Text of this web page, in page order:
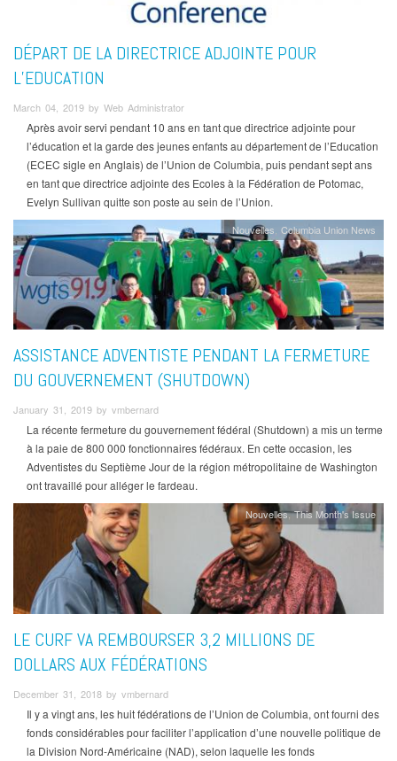
DÉPART DE LA DIRECTRICE ADJOINTE POUR
L’EDUCATION
March 04, 2019 by Web Administrator
Après avoir servi pendant 10 ans en tant que directrice adjointe pour
l’éducation et la garde des jeunes enfants au département de l’Education
(ECEC sigle en Anglais) de l’Union de Columbia, puis pendant sept ans
en tant que directrice adjointe des Ecoles à la Fédération de Potomac,
Evelyn Sullivan quitte son poste au sein de l’Union.
Nouvelles Columbia Union News
ASSISTANCE ADVENTISTE PENDANT LA FERMETURE
DU GOUVERNEMENT (SHUTDOWN)
January 31, 2019 by vmbernard
La récente fermeture du gouvernement fédéral (Shutdown) a mis un terme
à la paie de 800 000 fonctionnaires fédéraux. En cette occasion, les
Adventistes du Septième Jour de la région métropolitaine de Washington
ont travaillé pour alléger le fardeau.
Nouvelles This Month's Issue
LE CURF VA REMBOURSER 3,2 MILLIONS DE
DOLLARS AUX FÉDÉRATIONS
December 31, 2018 by vmbernard
Il y a vingt ans, les huit fédérations de l’Union de Columbia, ont fourni des
fonds considérables pour faciliter l’application d’une nouvelle politique de
la Division Nord-Américaine (NAD), selon laquelle les fonds